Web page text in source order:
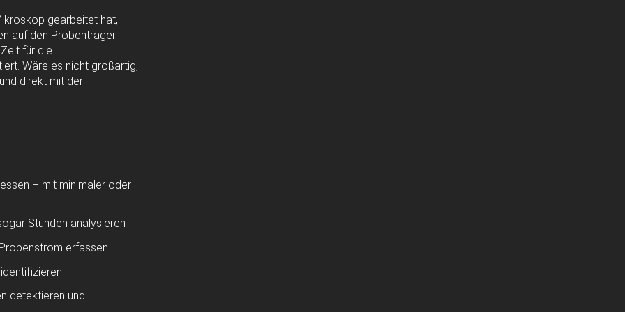
gearbeitet hat,
auf den Probenträger
für die
Wäre es nicht großartig,
direkt mit der
– mit minimaler oder
Stunden analysieren
erfassen
detektieren und